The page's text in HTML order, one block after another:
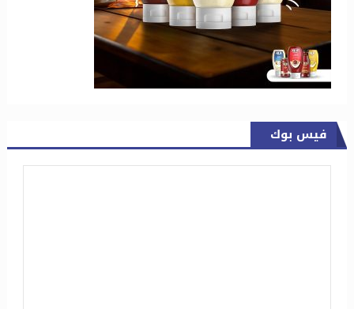
فيس بوك